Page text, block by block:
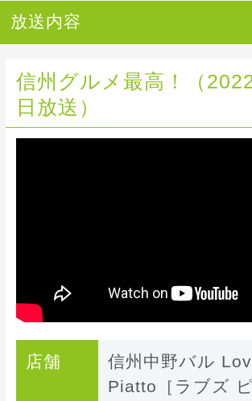
放送内容
信州グルメ最高！（
日放送）
店舗
信州中野バル
Piatto［ラブズ